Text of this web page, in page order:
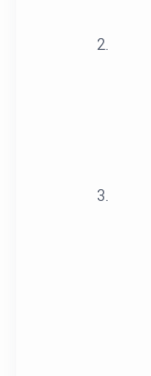
2.
3.